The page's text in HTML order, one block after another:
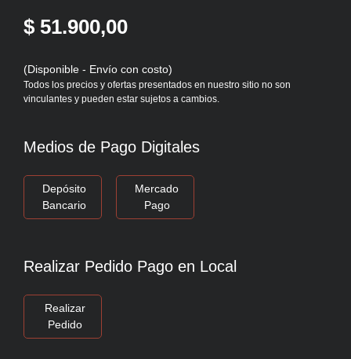
$ 51.900,00
(Disponible - Envío con costo)
Todos los precios y ofertas presentados en nuestro sitio no son
vinculantes y pueden estar sujetos a cambios.
Medios de Pago Digitales
Depósito
Bancario
Mercado
Pago
Realizar Pedido Pago en Local
Realizar
Pedido